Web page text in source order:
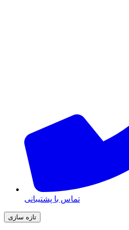
تماس با پشتیبانی